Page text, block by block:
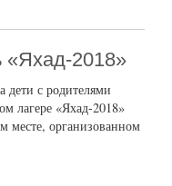
«Яхад-2018»
дети с родителями
лагере «Яхад-2018»
организованном